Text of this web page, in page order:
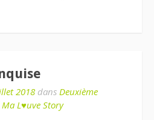
2018 dans Deuxième
Ma L♥uve Story